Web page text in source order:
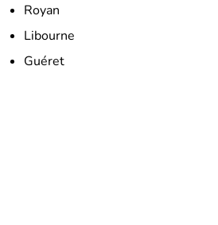
Royan
Libourne
Guéret